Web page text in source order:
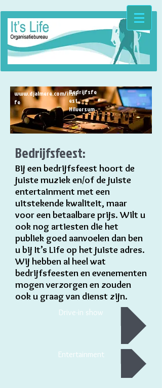
INF
O
Bedrijfsfe
est
Hilversum
www.djalmere.com/itsli
fe
Bedrijfsfeest:
Bij een bedrijfsfeest hoort de
juiste muziek en/of de juiste
entertainment met een
uitstekende kwaliteit, maar
voor een betaalbare prijs. Wilt u
ook nog artiesten die het
publiek goed aanvoelen dan ben
u bij It’s Life op het juiste adres.
Wij hebben al heel wat
bedrijfsfeesten en evenementen
mogen verzorgen en zouden
ook u graag van dienst zijn.
Drive-in show
Entertainment